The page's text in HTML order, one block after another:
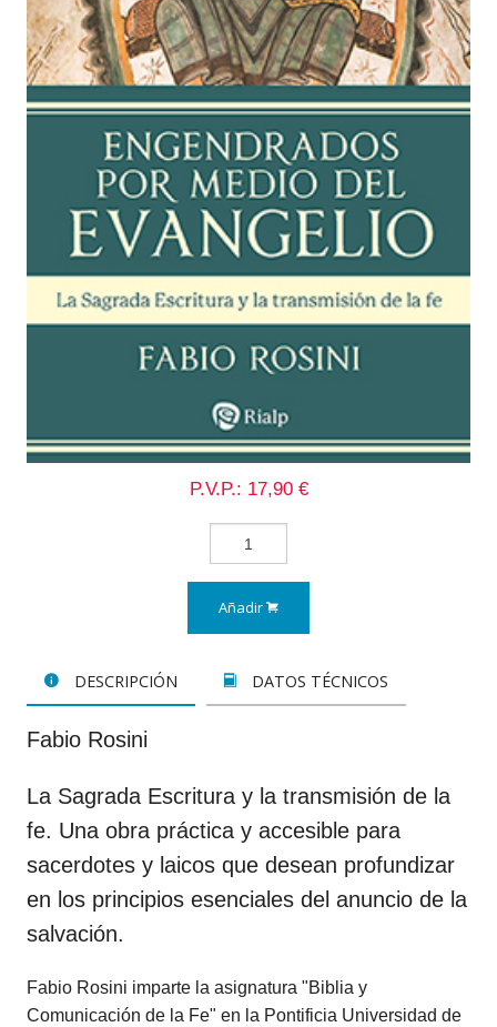
P.V.P.: 17,90 €
Añadir
DESCRIPCIÓN DATOS TÉCNICOS
Fabio Rosini
La Sagrada Escritura y la transmisión de la
fe. Una obra práctica y accesible para
sacerdotes y laicos que desean profundizar
en los principios esenciales del anuncio de la
salvación.
Fabio Rosini imparte la asignatura "Biblia y
Comunicación de la Fe" en la Pontificia Universidad de